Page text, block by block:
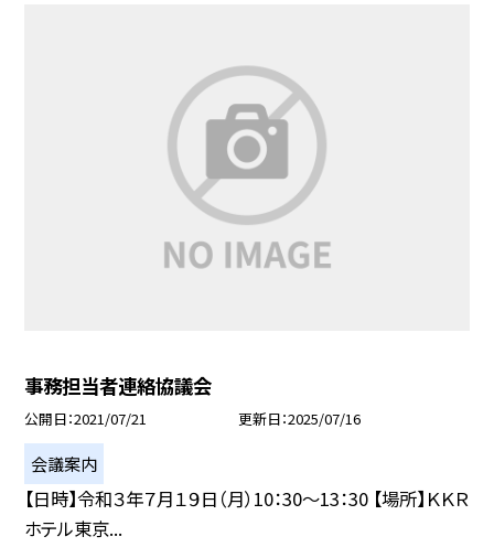
事務担当者連絡協議会
公開日 2021/07/21 更新日 2025/07/16
会議案内
【日時】令和３年７月１９日（月）10：30〜13：30 【場所】ＫＫＲ
ホテル東京...